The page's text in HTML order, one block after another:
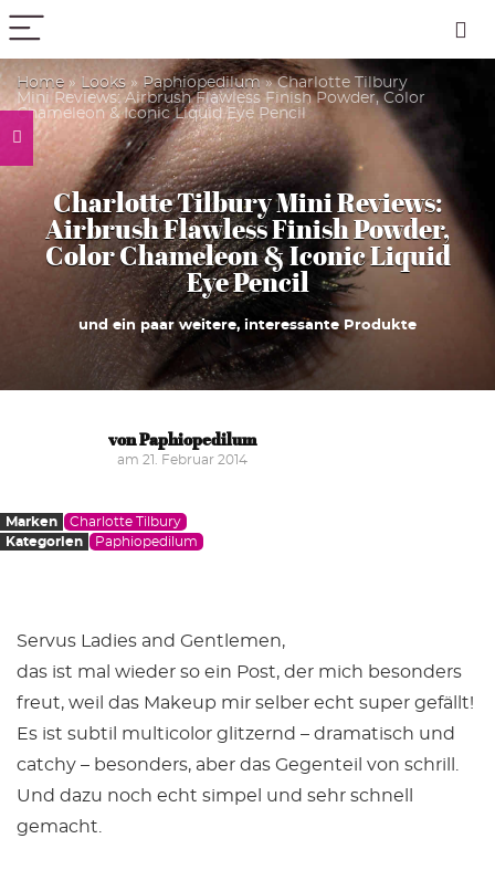
Home » Looks » Paphiopedilum»Charlotte Tilbury
Mini Reviews: Airbrush Flawless Finish Powder, Color
Chameleon & Iconic Liquid Eye Pencil
Charlotte Tilbury Mini Reviews:
Airbrush Flawless Finish Powder,
Color Chameleon & Iconic Liquid
Eye Pencil
und ein paar weitere, interessante Produkte
von Paphiopedilum
am 21. Februar 2014
Marken
Charlotte Tilbury
Kategorien
Paphiopedilum
Servus Ladies and Gentlemen,
das ist mal wieder so ein Post, der mich besonders
freut, weil das Makeup mir selber echt super gefällt!
Es ist subtil multicolor glitzernd – dramatisch und
catchy – besonders, aber das Gegenteil von schrill.
Und dazu noch echt simpel und sehr schnell
gemacht.